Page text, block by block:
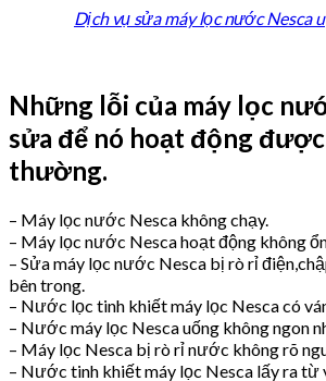
Dịch vụ sửa máy lọc nước Nesca
Những lỗi của máy lọc
sửa để nó hoạt động
thường.
– Máy lọc nước Nesca không chạy.
– Máy lọc nước Nesca hoạt động không
– Sửa máy lọc nước Nesca bị rò rỉ
bên trong.
– Nước lọc tinh khiết máy lọc Nesca có
– Nước máy lọc Nesca uống không ngon
– Máy lọc Nesca bị rò rỉ nước không rõ
– Nước tinh khiết máy lọc Nesca lấy ra